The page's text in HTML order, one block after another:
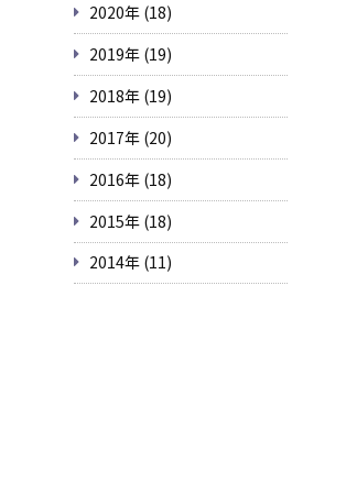
2020年 (18)
2019年 (19)
2018年 (19)
2017年 (20)
2016年 (18)
2015年 (18)
2014年 (11)